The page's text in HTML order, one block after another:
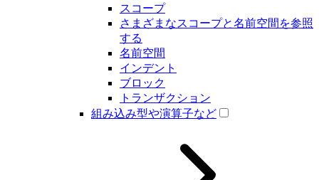
スコープ
さまざまなスコープと名前空間を参照
する
名前空間
インデント
ブロック
トランザクション
組み込み型や演算子など